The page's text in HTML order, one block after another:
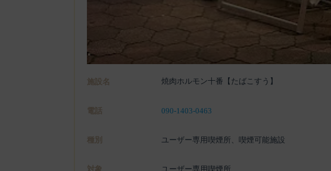
施設名 焼肉ホルモン十番【たばこすう】
電話 090-1403-0463
種別 ユーザー専用喫煙所、喫煙可能施設
対象 ユーザー専用喫煙所